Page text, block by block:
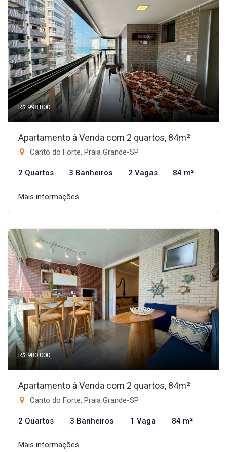
R$ 998.800
Apartamento à Venda com 2 quartos, 84m²
Canto do Forte, Praia Grande-SP
2 Quartos 3 Banheiros 2 Vagas 84 m²
Mais informações
R$ 980.000
Apartamento à Venda com 2 quartos, 84m²
Canto do Forte, Praia Grande-SP
2 Quartos 3 Banheiros 1 Vaga 84 m²
Mais informações